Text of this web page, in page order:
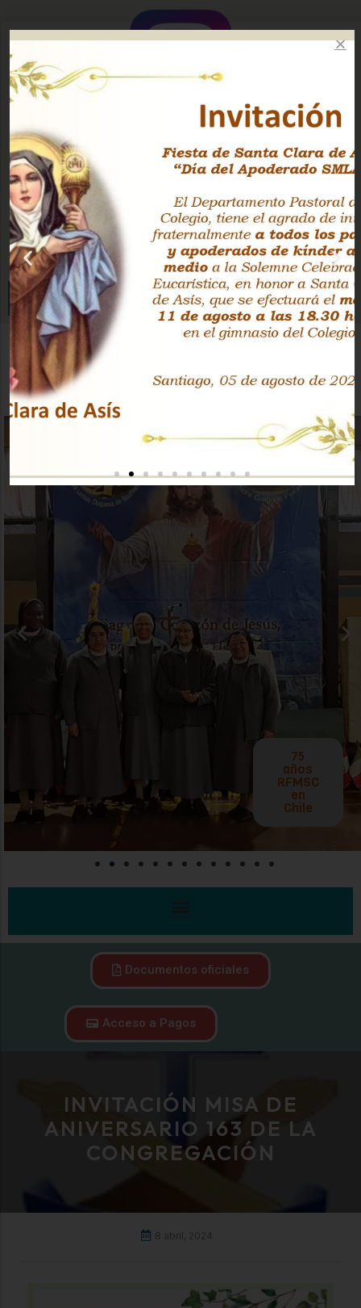
Instagram Oficial
Facebook Pastoral
Documentos oficiales
Acceso a Pagos
INVITACIÓN MISA DE
ANIVERSARIO 163 DE LA
CONGREGACIÓN
8 abril, 2024